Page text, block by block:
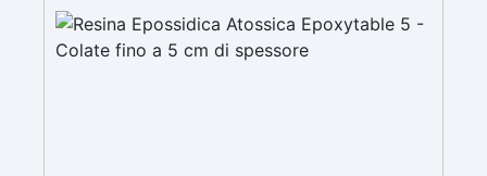
Certificata Atossica post catalisi per contatto
con la pelle, BPA free e VoC Free